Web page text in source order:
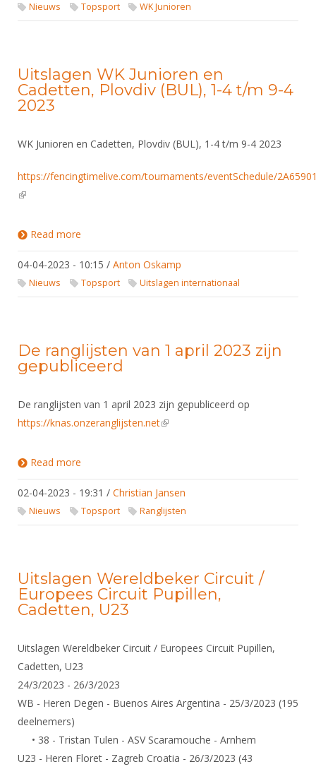
Website
Historie
Organisatie
Ereleden
Leden van Verdiensten
Vacatures
Bondsbureau
Medewerkers
Samenwerking
Formulieren
Nieuws
Verenigingsondersteuning
Oprichting Vereniging
Ranglijsten
Reglementen
Materiaal
Rolstoelschermen
Wedstrijdkalender
NK's
JPT
JEC
Wedstrijdorganisatie
Nieuws
Aanvragen van scheidsrechters
Scheidsrechterslijst
Verwerk wedstrijduitslagen
NK organiseren
Geschiedenis van het schermen
DBT
Talentontwikkeling
Internationale aanmeldingen
Brassardsysteem
Nieuws
Nationale opleidingen
Internationale opleidingen
Leraar
Voor scheidsrechters
Nieuws
Scheidsrechterslijst
Tuchtzaken
Infotheek
ALV
Touché
Nieuws
NK organiseren
Nieuws Topsport WK Junioren
Uitslagen WK Junioren en
Cadetten, Plovdiv (BUL), 1-4 t/m 9-4
2023
WK Junioren en Cadetten, Plovdiv (BUL), 1-4 t/m 9-4 2023
https://fencingtimelive.com/tournaments/eventSchedule/
(link is external)
Read more
04-04-2023 - 10:15 / Anton Oskamp
Nieuws Topsport Uitslagen internationaal
De ranglijsten van 1 april 2023 zijn
gepubliceerd
De ranglijsten van 1 april 2023 zijn gepubliceerd op
https://knas.onzeranglijsten.net(link is external)
Read more
02-04-2023 - 19:31 / Christian Jansen
Nieuws Topsport Ranglijsten
Uitslagen Wereldbeker Circuit /
Europees Circuit Pupillen,
Cadetten, U23
Uitslagen Wereldbeker Circuit / Europees Circuit Pupillen,
Cadetten, U23
24/3/2023 - 26/3/2023
WB - Heren Degen - Buenos Aires Argentina - 25/3/2023 (195
deelnemers)
• 38 - Tristan Tulen - ASV Scaramouche - Arnhem
U23 - Heren Floret - Zagreb Croatia - 26/3/2023 (43